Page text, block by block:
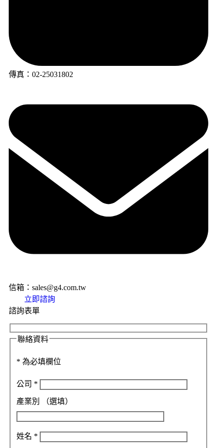
傳真：02-25031802
信箱：sales@g4.com.tw
立即諮詢
諮詢表單
聯絡資料
* 為必填欄位
公司 *
產業別 （選填）
姓名 *